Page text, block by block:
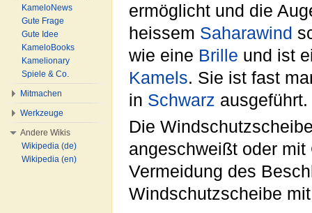
ermöglicht und die
heissem Saharawind
wie eine Brille und ist
Kamels. Sie ist fast
in Schwarz
Die
angeschweißt oder
Vermeidung des
Windschutzscheibe
KameloNews
Gute Frage
Gute Idee
KameloBooks
Kamelionary
Spiele & Co.
Mitmachen
Werkzeuge
Andere Wikis
Wikipedia (de)
Wikipedia (en)